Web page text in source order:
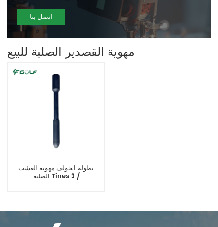
اتصل بنا
مهوية القصدير الصلبة للبيع
بطولة الجولف مهوية العشب
الصلبة Tines 3 /